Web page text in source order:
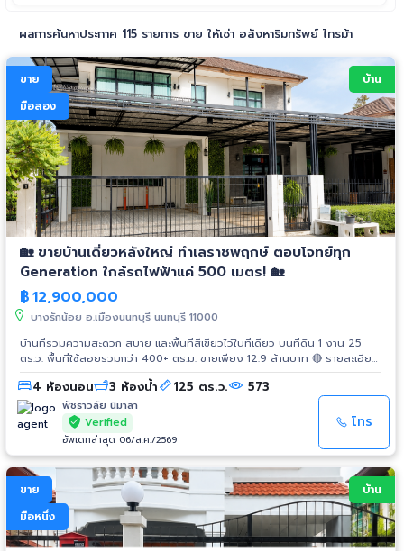
ผลการค้นหาประกาศ 115 รายการ ขาย ให้เช่า อสังหาริมทรัพย์ ไทรม้า
ขาย
มือสอง
บ้าน
🏡 ขายบ้านเดี่ยวหลังใหญ่ ทำเลราชพฤกษ์ ตอบโจทย์ทุก
Generation ใกล้รถไฟฟ้าแค่ 500 เมตร! 🏡
฿12,900,000
บางรักน้อย อ.เมืองนนทบุรี นนทบุรี 11000
บ้านที่รวมความสะดวก สบาย และพื้นที่สีเขียวไว้ในที่เดียว บนที่ดิน 1 งาน 25
ตร.ว. พื้นที่ใช้สอยรวมกว่า 400+ ตร.ม. ขายเพียง 12.9 ล้านบาท 🔴 รายละเอียด
ทรัพย์: ในรั้วเดียวกันมีถึง 3 อาคาร รวม 6 ห้องนอน 5 ห้องน้ำ เหมาะมากสำหรับ
ครอบครัวใหญ่: อาคารหลัก (สไตล์โมเดิร์น): 2 ชั้น, 4 ห้องนอน, 1 ห้องพระ, 3
ห้องน้ำ, 1 ครัว (แถมเฟอร์นิเจอร์บิลท์อิน, Walk-in Closet) อาคารด้านหลัง
(สไตล์ Loft): 2 ชั้น, มีห้องใต้หลังคา, 1 ห้องนอน, 1 ห้องน้ำ, 1 ห้องออกกำลัง
กาย/สันทนาการ เรือนรับรองด้านหน้า: ชั้นเดียว, 1 ห้องนอน, 1 ห้องนั่งเล่น, 1
ห้องน้ำ + ครัวใหญ่ และโซนปาร์ตี้หน้าบ้าน 🌳 จุดเด่นพิเศษ: 🚇 ทำเลทอง: ใกล้
รถไฟฟ้าสายสีม่วง (สถานีบางรักน้อย-ท่าอิฐ) เพียง 500 เมตร! เดินทางเข้า
เมืองสะดวกด้วย ถ.ราชพฤกษ์ 🥭 Rare Item: แถมต้นทุเรียนนนท์ออร์แกนิค 3
ต้น ติดผลแล้ว รสชาติดีเยี่ยม ☀️ ประหยัด & ปลอดภัย: ติดตั้งโซลาร์เซลล์โซน
หน้าบ้าน, กล้องวงจรปิด 11 ตัว 🚗 ที่จอดรถ 3 คัน 🍃 บรรยากาศหลังบ้านเป็น
พื้นที่สีเขียว อากาศถ่ายเทดี บ้านหันหน้าทิศใต้ ร่มเย็น 👮‍♂️ อยู่ในหมู่บ้านปิด มีระบบ
รักษาความปลอดภัย 24 ชม. เพื่อนบ้านเป็นมิตร 📍 สถานที่ใกล้เคียง: 7-11 (350
4 ห้องนอน 3 ห้องน้ำ 125 ตร.ว. 573
พัชราวลัย นิมาลา
Verified
อัพเดทล่าสุด 06/ส.ค./2569
โทร
ขาย
มือหนึ่ง
บ้าน